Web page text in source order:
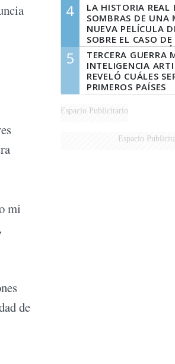
mi
de
4
LA HISTORIA REAL
SOMBRAS DE UNA
NUEVA PELÍCULA
SOBRE EL CASO
QUE
MARIDO
5
TERCERA GUERRA
INTELIGENCIA
REVELÓ CUÁLES
PRIMEROS PAÍSES
DERROTADOS
Espacio Publicitario
Espacio